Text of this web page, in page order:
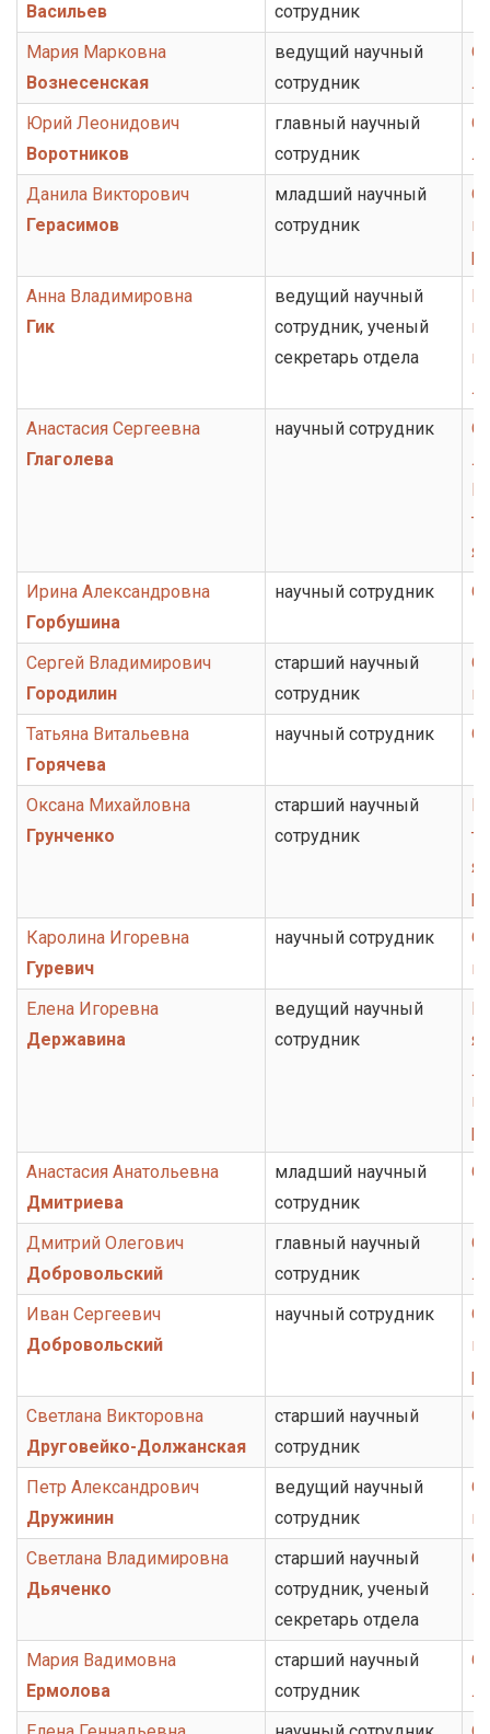
Васильев
сотрудник
Мария Марковна
Вознесенская
ведущий научный
сотрудник
Юрий Леонидович
Воротников
главный научный
сотрудник
Данила Викторович
Герасимов
младший научный
сотрудник
Анна Владимировна
Гик
ведущий научный
сотрудник, ученый
секретарь отдела
Анастасия Сергеевна
Глаголева
научный сотрудник
Ирина Александровна
Горбушина
научный сотрудник
Сергей Владимирович
Городилин
старший научный
сотрудник
Татьяна Витальевна
Горячева
научный сотрудник
Оксана Михайловна
Грунченко
старший научный
сотрудник
Каролина Игоревна
Гуревич
научный сотрудник
Елена Игоревна
Державина
ведущий научный
сотрудник
Анастасия Анатольевна
Дмитриева
младший научный
сотрудник
Дмитрий Олегович
Добровольский
главный научный
сотрудник
Иван Сергеевич
Добровольский
научный сотрудник
Светлана Викторовна
Друговейко-Должанская
старший научный
сотрудник
Петр Александрович
Дружинин
ведущий научный
сотрудник
Светлана Владимировна
Дьяченко
старший научный
сотрудник, ученый
секретарь отдела
Мария Вадимовна
Ермолова
старший научный
сотрудник